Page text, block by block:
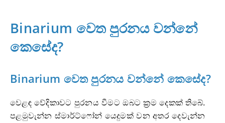
Binarium වෙත පුරනය වන්නේ
කෙසේද?
Binarium වෙත පුරනය වන්නේ කෙසේද?
වෙළඳ වේදිකාවට පුරනය වීමට ඔබට ක්‍රම දෙකක් තිබේ.
පළමුවැන්න ස්මාර්ට්ෆෝන් යෙදුමක් වන අතර දෙවැන්න